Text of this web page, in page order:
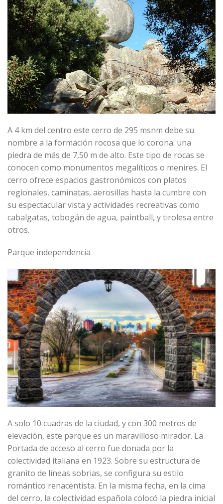
A 4 km del centro este cerro de 295 msnm debe su
nombre a la formación rocosa que lo corona: una
piedra de más de 7,50 m de alto. Este tipo de rocas se
conocen como monumentos megalíticos o menires. El
cerro ofrece espacios gastronómicos con platos
regionales, caminatas, aerosillas hasta la cumbre con
su espectacular vista y actividades recreativas como
cabalgatas, tobogán de agua, paintball, y tirolesa entre
otros.
Parque independencia
A solo 10 cuadras de la ciudad, y con 300 metros de
elevación, este parque es un maravilloso mirador. La
Portada de acceso al cerro fue donada por la
colectividad italiana en 1923. Sobre su estructura de
granito de líneas sobrias, se configura su estilo
romántico renacentista. En la misma fecha, en la cima
del cerro, la colectividad española colocó la piedra inicial